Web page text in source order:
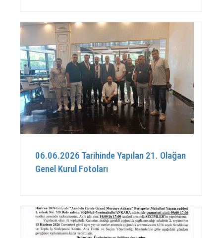
06.06.2026 Tarihinde Yapılan 21. Olağan
Genel Kurul Fotoları